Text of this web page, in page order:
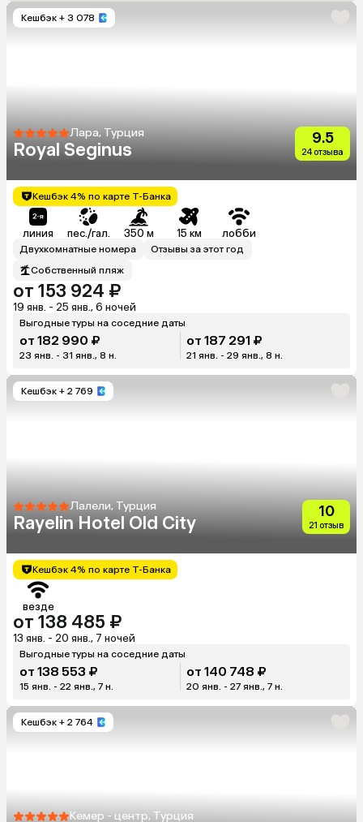
Кешбэк + 3 078
Лара, Турция
Royal Seginus
9.5
24 отзыва
Кешбэк 4% по карте Т-Банка
линия пес./гал. 350 м 15 км лобби
Двухкомнатные номера
Отзывы за этот год
Собственный пляж
от 153 924 ₽
19 янв. - 25 янв., 6 ночей
Выгодные туры на соседние даты
от 182 990 ₽
23 янв. - 31 янв., 8 н.
от 187 291 ₽
21 янв. - 29 янв., 8 н.
Кешбэк + 2 769
Лалели, Турция
Rayelin Hotel Old City
10
21 отзыв
Кешбэк 4% по карте Т-Банка
везде
от 138 485 ₽
13 янв. - 20 янв., 7 ночей
Выгодные туры на соседние даты
от 138 553 ₽
15 янв. - 22 янв., 7 н.
от 140 748 ₽
20 янв. - 27 янв., 7 н.
Кешбэк + 2 764
Кемер - центр, Турция